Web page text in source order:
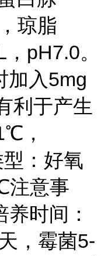
琼脂
pH7.0。
加入5mg
利于产生
，
：好氧
注意事
时间：
，霉菌5-